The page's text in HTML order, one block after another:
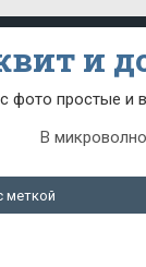
и
фото простые и
В
меткой